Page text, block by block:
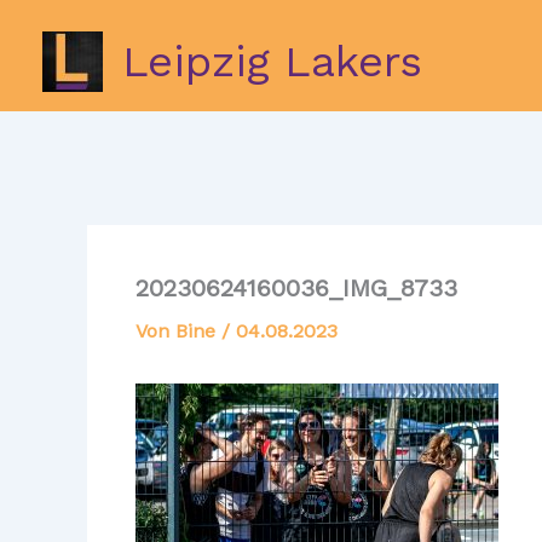
Inhalt
springen
Leipzig Lakers
20230624160036_IMG_8733
Von Bine / 04.08.2023